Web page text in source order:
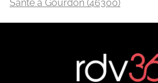
Santé à Gourdon (46300)